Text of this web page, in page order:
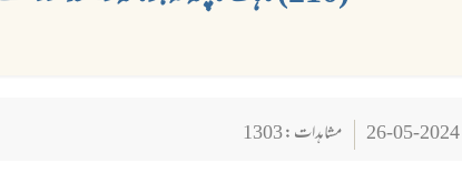
مشاہدات : 1303